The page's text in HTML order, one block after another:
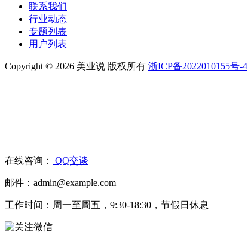
联系我们
行业动态
专题列表
用户列表
Copyright © 2026 美业说 版权所有 浙ICP备2022010155号-4
在线咨询： QQ交谈
邮件：admin@example.com
工作时间：周一至周五，9:30-18:30，节假日休息